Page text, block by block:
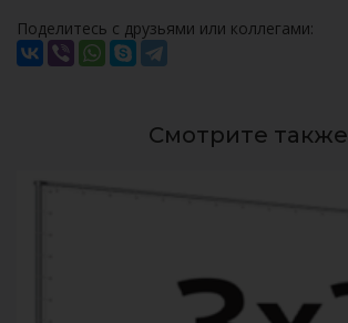
Поделитесь с друзьями или коллегами:
Смотрите также